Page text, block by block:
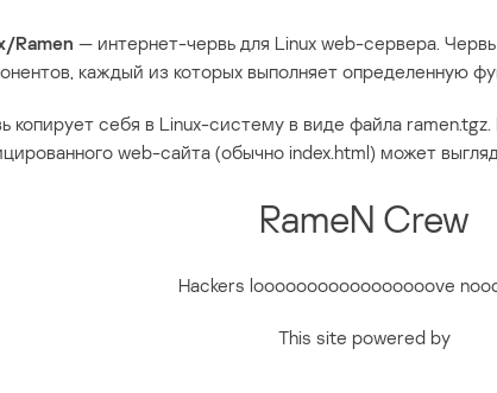
Ramen — интернет-червь для Linux web-сервера.
каждый из которых выполняет определенную
копирует себя в Linux-систему в виде файла ramen.tgz.
web-сайта (обычно index.html) может
RameN Crew
Hackers looooooooooooooooove
This site powered by